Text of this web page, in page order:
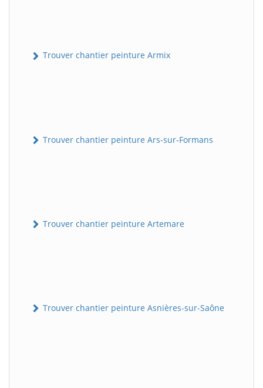
Trouver chantier peinture Armix
Trouver chantier peinture Ars-sur-Formans
Trouver chantier peinture Artemare
Trouver chantier peinture Asnières-sur-Saône